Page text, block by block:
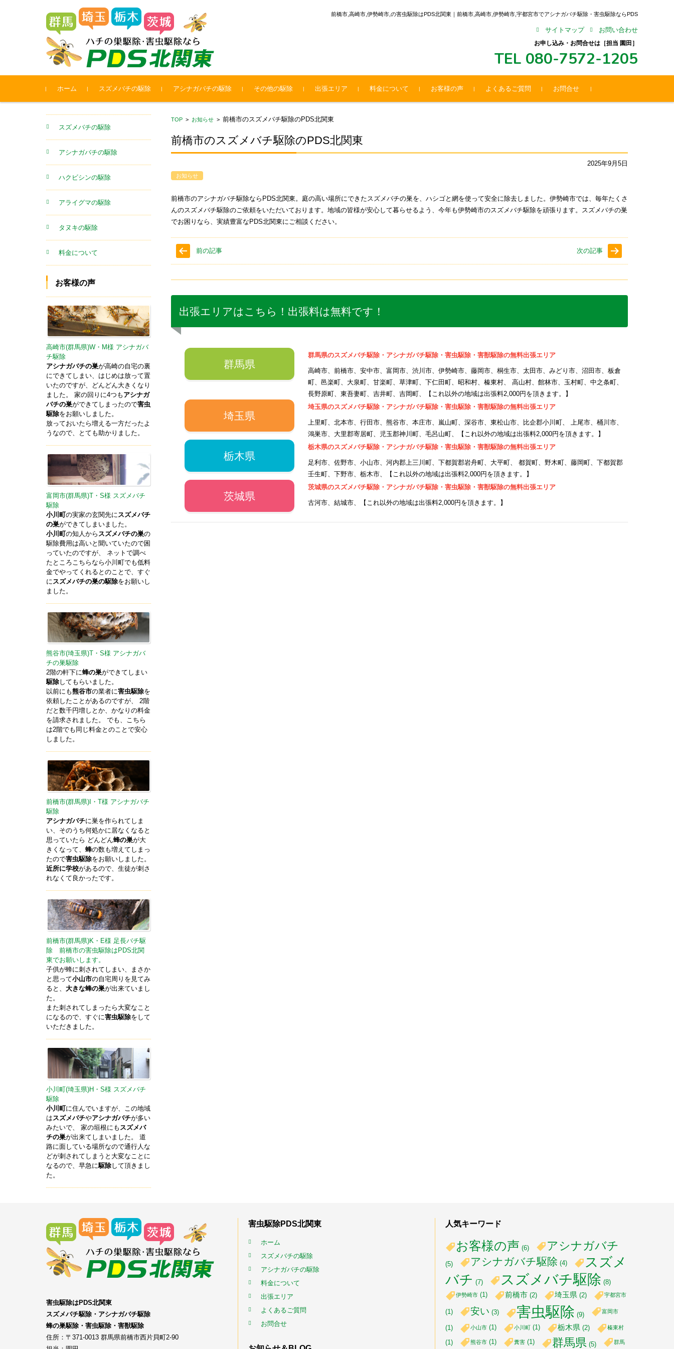
前橋市,高崎市,伊勢崎市,の害虫駆除はPDS北関東｜前橋市,高崎市,伊勢崎市,宇都宮市でアシナガバチ駆除・害虫駆除ならPDS
サイトマップ お問い合わせ
お申し込み・お問合せは［担当 園田］
TEL 080-7572-1205
コンテンツに移動
ホーム
スズメバチの駆除 アシナガバチの駆除 その他の駆除 出張エリア 料金について お客様の声 よくあるご質問 お問合せ
TOP> お知らせ> 前橋市のスズメバチ駆除のPDS北関東
前橋市のスズメバチ駆除のPDS北関東
2025年9月5日
お知らせ
前橋市のアシナガバチ駆除ならPDS北関東。庭の高い場所にできたスズメバチの巣を、ハシゴと網を使って安全に除去しました。伊勢崎市では、毎年たくさ
んのスズメバチ駆除のご依頼をいただいております。地域の皆様が安心して暮らせるよう、今年も伊勢崎市のスズメバチ駆除を頑張ります。スズメバチの巣
でお困りなら、実績豊富なPDS北関東にご相談ください。
前の記事 次の記事
出張エリアはこちら！出張料は無料です！
群馬県
群馬県のスズメバチ駆除・アシナガバチ駆除・害虫駆除・害獣駆除の無料出張エリア
高崎市、前橋市、安中市、富岡市、渋川市、伊勢崎市、藤岡市、桐生市、太田市、みどり市、沼田市、板倉
町、邑楽町、大泉町、甘楽町、草津町、下仁田町、昭和村、榛東村、 高山村、館林市、玉村町、中之条町、
長野原町、東吾妻町、吉井町、吉岡町、【これ以外の地域は出張料2,000円を頂きます。】
埼玉県
埼玉県のスズメバチ駆除・アシナガバチ駆除・害虫駆除・害獣駆除の無料出張エリア
上里町、北本市、行田市、熊谷市、本庄市、嵐山町、深谷市、東松山市、比企郡小川町、 上尾市、桶川市、
鴻巣市、大里郡寄居町、児玉郡神川町、毛呂山町、【これ以外の地域は出張料2,000円を頂きます。】
栃木県
栃木県のスズメバチ駆除・アシナガバチ駆除・害虫駆除・害獣駆除の無料出張エリア
足利市、佐野市、小山市、河内郡上三川町、下都賀郡岩舟町、大平町、 都賀町、野木町、藤岡町、下都賀郡
壬生町、下野市、栃木市、【これ以外の地域は出張料2,000円を頂きます。】
茨城県
茨城県のスズメバチ駆除・アシナガバチ駆除・害虫駆除・害獣駆除の無料出張エリア
古河市、結城市、【これ以外の地域は出張料2,000円を頂きます。】
スズメバチの駆除
アシナガバチの駆除
ハクビシンの駆除
アライグマの駆除
タヌキの駆除
料金について
お客様の声
高崎市(群馬県)W・M様 アシナガバ
チ駆除
アシナガバチの巣が高崎の自宅の裏
にできてしまい、はじめは放って置
いたのですが、どんどん大きくなり
ました。 家の回りに4つも アシナガ
バチの巣ができてしまったので害虫
駆除をお願いしました。
放っておいたら増える一方だったよ
うなので、とても助かりました。
富岡市(群馬県)T・S様 スズメバチ
駆除
小川町の実家の玄関先に スズメバチ
の巣ができてしまいました。
小川町の知人から スズメバチの巣の
駆除費用は高いと聞いていたので困
っていたのですが、 ネットで調べ
たところこちらなら小川町でも低料
金でやってくれるとのことで、すぐ
に スズメバチの巣の駆除をお願いし
ました。
熊谷市(埼玉県)T・S様 アシナガバ
チの巣駆除
2階の軒下に蜂の巣ができてしまい
駆除してもらいました。
以前にも熊谷市の業者に害虫駆除を
依頼したことがあるのですが、 2階
だと数千円増しとか、かなりの料金
を請求されました。 でも、こちら
は2階でも同じ料金とのことで安心
しました。
前橋市(群馬県)I・T様 アシナガバチ
駆除
アシナガバチに巣を作られてしま
い、そのうち何処かに居なくなると
思っていたら どんどん蜂の巣が大
きくなって、 蜂の数も増えてしまっ
たので害虫駆除をお願いしました。
近所に学校があるので、生徒が刺さ
れなくて良かったです。
前橋市(群馬県)K・E様 足長バチ駆
除 前橋市の害虫駆除はPDS北関
東でお願いします。
子供が蜂に刺されてしまい、まさか
と思って小山市の自宅周りを見てみ
ると、 大きな蜂の巣が出来ていまし
た。
また刺されてしまったら大変なこと
になるので、すぐに害虫駆除をして
いただきました。
小川町(埼玉県)H・S様 スズメバチ
駆除
小川町に住んでいますが、この地域
は スズメバチやアシナガバチが多い
みたいで、 家の垣根にも スズメバ
チの巣が出来てしまいました。 道
路に面している場所なので通行人な
どが刺されてしまうと大変なことに
なるので、早急に駆除して頂きまし
た。
害虫駆除はPDS北関東
スズメバチ駆除・アシナガバチ駆除
蜂の巣駆除・害虫駆除・害獣駆除
住所：〒371-0013 群馬県前橋市西片貝町2-90
害虫駆除PDS北関東
ホーム
スズメバチの駆除
アシナガバチの駆除
料金について
出張エリア
よくあるご質問
お問合せ
人気キーワード
お客様の声 (6) アシナガバチ
(5) アシナガバチ駆除 (4)
スズメ
バチ (7) スズメバチ駆除 (8)
伊勢崎市 (1) 前橋市 (2) 埼玉県 (2) 宇都宮市
(1) 安い (3) 害虫駆除 (9) 富岡市
(1) 小山市 (1) 小川町 (1) 栃木県 (2) 榛東村
(1) 熊谷市 (1) 糞害 (1) 群馬県 (5) 群馬